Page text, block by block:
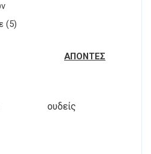
(5)
ΑΠΟΝΤΕΣ
ουδείς